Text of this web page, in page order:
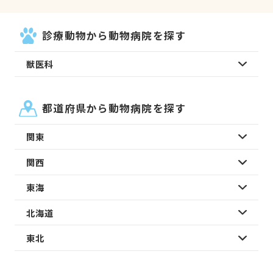
診療動物から動物病院を探す
獣医科
都道府県から動物病院を探す
関東
関西
東海
北海道
東北